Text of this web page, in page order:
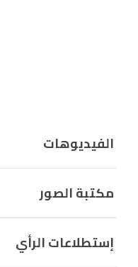
الفيديوهات
مكتبة الصور
إستطلاعات الرأي